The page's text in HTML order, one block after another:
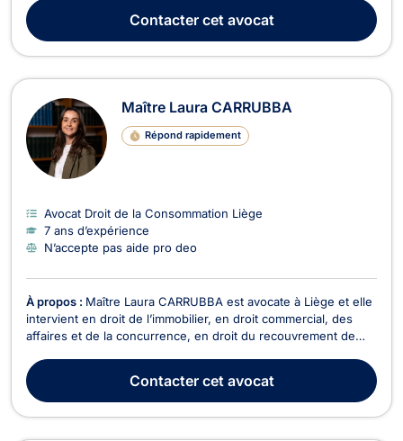
accompagne lors de la création et la vie de la société (choix
de la structure, apports...
Contactercet avocat
Maître Laura CARRUBBA
Répond rapidement
Avocat Droit de la Consommation Liège
7 ans d’expérience
N’accepte pas aide pro deo
À propos : Maître Laura CARRUBBA est avocate à Liège et elle
intervient en droit de l’immobilier, en droit commercial, des
affaires et de la concurrence, en droit du recouvrement de
droit douanier, en droit des sociétés ainsi qu’en droit des
garanties, des sûretés et des mes...
Contactercet avocat